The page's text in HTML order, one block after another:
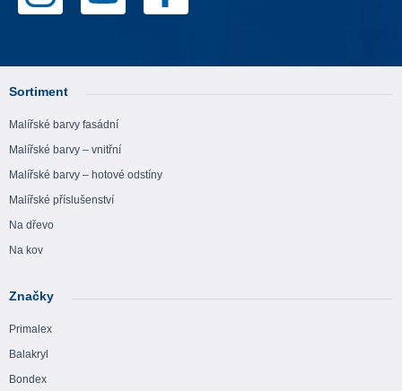
Sortiment
Malířské barvy fasádní
Malířské barvy – vnitřní
Malířské barvy – hotové odstíny
Malířské příslušenství
Na dřevo
Na kov
Značky
Primalex
Balakryl
Bondex